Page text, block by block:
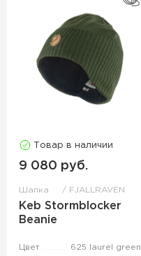
Товар в наличии
9 080 руб.
Шапка FJALLRAVEN
Keb Stormblocker
Beanie
Цвет 625 laurel green